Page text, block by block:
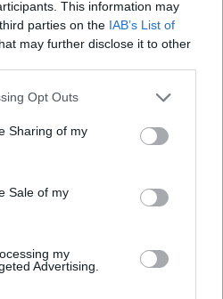
This information may
parties on the IAB’s List of
may further disclose it to other
Opt Outs
Sharing of my
Sale of my
my
Advertising.
κτίριο στο Μοσχάτο
καταρχήν, ο στόχος στο
- Τουλάχιστον 2 νεκροί
160 ετών από την